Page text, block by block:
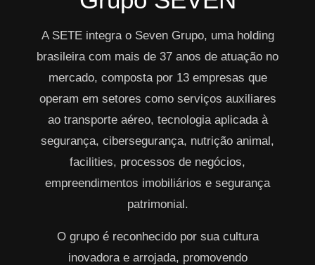
A SETE integra o Seven Grupo, uma holding
brasileira com mais de 37 anos de atuação no
mercado, composta por 13 empresas que
operam em setores como serviços auxiliares
ao transporte aéreo, tecnologia aplicada à
segurança, cibersegurança, nutrição animal,
facilities, processos de negócios,
empreendimentos imobiliários e segurança
patrimonial.
O grupo é reconhecido por sua cultura
inovadora e arrojada, promovendo